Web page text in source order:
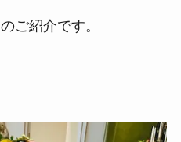
のご紹介です。